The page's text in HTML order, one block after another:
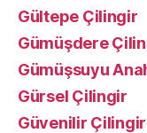
Gültepe Çilingir
Gümüşdere
Gümüşsuyu
Gürsel Çilingir
Güvenilir Çilingir